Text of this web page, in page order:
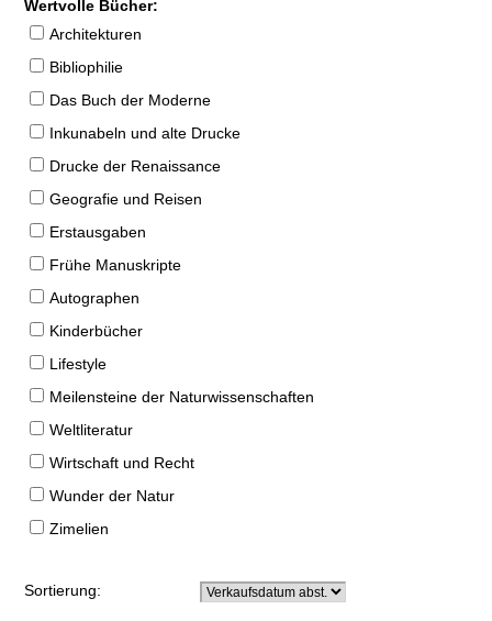
Wertvolle Bücher:
Architekturen
Bibliophilie
Das Buch der Moderne
Inkunabeln und alte Drucke
Drucke der Renaissance
Geografie und Reisen
Erstausgaben
Frühe Manuskripte
Autographen
Kinderbücher
Lifestyle
Meilensteine der Naturwissenschaften
Weltliteratur
Wirtschaft und Recht
Wunder der Natur
Zimelien
Sortierung: